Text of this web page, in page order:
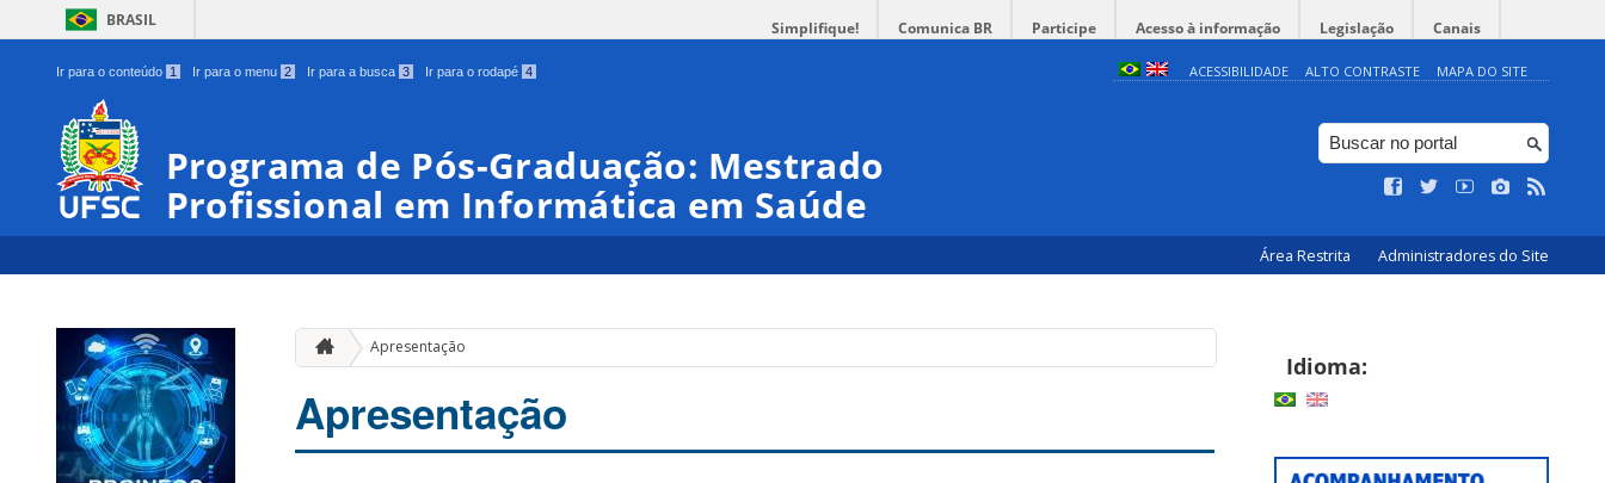
BRASIL Simplifique! Comunica BR Participe Acesso à informação Legislação Canais
Ir para o conteúdo 1 Ir para o menu 2 Ir para a busca 3 Ir para o rodapé 4 ACESSIBILIDADE ALTO CONTRASTE MAPA DO SITE
Programa de Pós-Graduação: Mestrado
Profissional em Informática em Saúde
Área Restrita Administradores do Site
Apresentação
Apresentação
Idioma: